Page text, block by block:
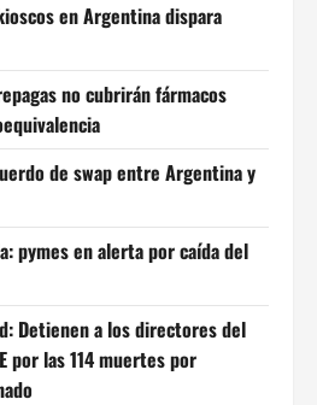
en Argentina dispara
no cubrirán fármacos
de swap entre Argentina y
pymes en alerta por caída del
Detienen a los directores del
por las 114 muertes por